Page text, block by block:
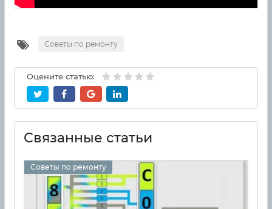
Советы по ремонту
Оцените статью:
Связанные статьи
Советы по ремонту